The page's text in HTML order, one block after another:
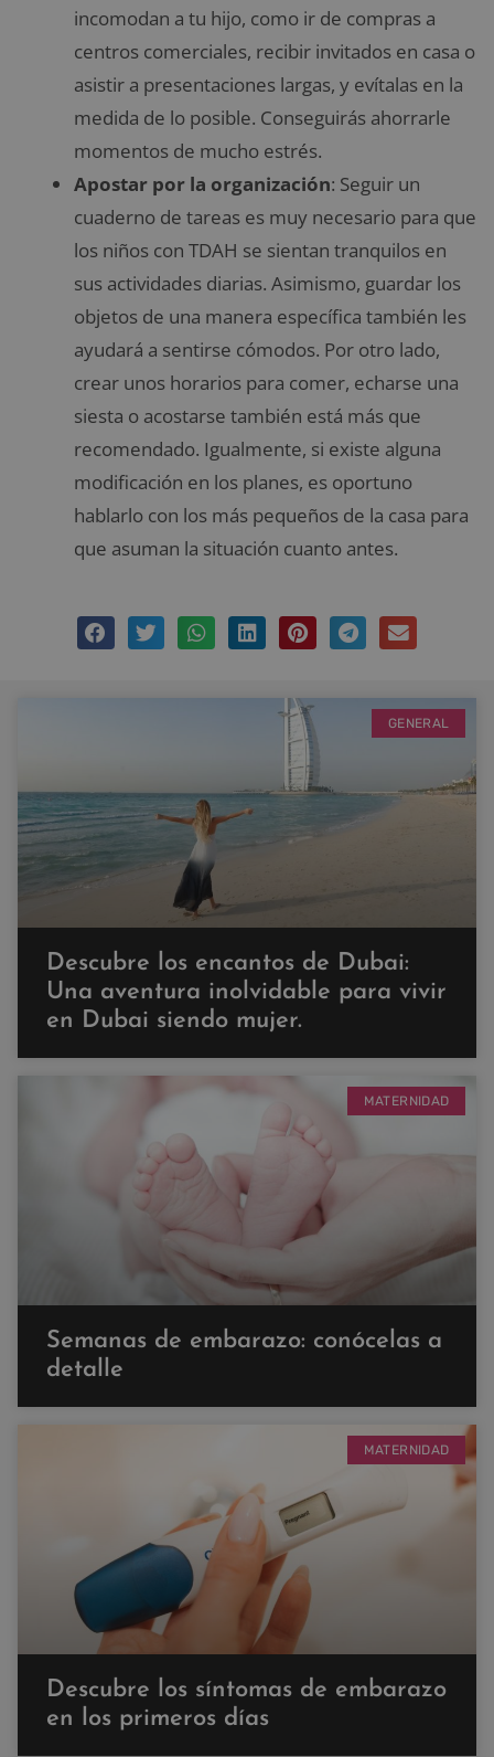
incomodan a tu hijo, como ir de compras a
centros comerciales, recibir invitados en casa o
asistir a presentaciones largas, y evítalas en la
medida de lo posible. Conseguirás ahorrarle
momentos de mucho estrés.
Apostar por la organización: Seguir un
cuaderno de tareas es muy necesario para que
los niños con TDAH se sientan tranquilos en
sus actividades diarias. Asimismo, guardar los
objetos de una manera específica también les
ayudará a sentirse cómodos. Por otro lado,
crear unos horarios para comer, echarse una
siesta o acostarse también está más que
recomendado. Igualmente, si existe alguna
modificación en los planes, es oportuno
hablarlo con los más pequeños de la casa para
que asuman la situación cuanto antes.
GENERAL
Descubre los encantos de Dubai:
Una aventura inolvidable para vivir
en Dubai siendo mujer.
MATERNIDAD
Semanas de embarazo: conócelas a
detalle
MATERNIDAD
Descubre los síntomas de embarazo
en los primeros días